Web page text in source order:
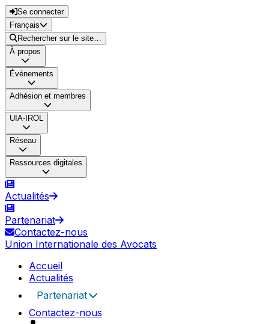
Se connecter
Français
Rechercher sur le site…
À propos
Événements
Adhésion et membres
UIA-IROL
Réseau
Ressources digitales
Actualités
Partenariat
Contactez-nous
Union Internationale des Avocats
Accueil
Actualités
Partenariat
Contactez-nous